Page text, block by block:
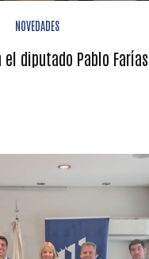
NOVEDADES
el diputado Pablo Farías